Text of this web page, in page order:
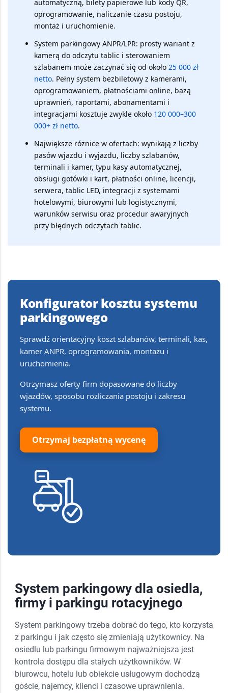
automatyczną, bilety papierowe lub kody QR,
oprogramowanie, naliczanie czasu postoju,
montaż i uruchomienie.
System parkingowy ANPR/LPR: prosty wariant z
kamerą do odczytu tablic i sterowaniem
szlabanem może zaczynać się od około 25 000 zł
netto. Pełny system bezbiletowy z kamerami,
oprogramowaniem, płatnościami online, bazą
uprawnień, raportami, abonamentami i
integracjami kosztuje zwykle około 120 000–300
000+ zł netto.
Największe różnice w ofertach: wynikają z liczby
pasów wjazdu i wyjazdu, liczby szlabanów,
terminali i kamer, typu kasy automatycznej,
obsługi gotówki i kart, płatności online, licencji,
serwera, tablic LED, integracji z systemami
hotelowymi, biurowymi lub logistycznymi,
warunków serwisu oraz procedur awaryjnych
przy błędnych odczytach tablic.
Konfigurator kosztu systemu
parkingowego
Sprawdź orientacyjny koszt szlabanów, terminali, kas,
kamer ANPR, oprogramowania, montażu i
uruchomienia.
Otrzymasz oferty firm dopasowane do liczby
wjazdów, sposobu rozliczania postoju i zakresu
systemu.
Otrzymaj bezpłatną wycenę
System parkingowy dla osiedla,
firmy i parkingu rotacyjnego
System parkingowy trzeba dobrać do tego, kto korzysta
z parkingu i jak często się zmieniają użytkownicy. Na
osiedlu lub parkingu firmowym najważniejsza jest
kontrola dostępu dla stałych użytkowników. W
biurowcu, hotelu lub obiekcie usługowym dochodzą
goście, najemcy, klienci i czasowe uprawnienia.